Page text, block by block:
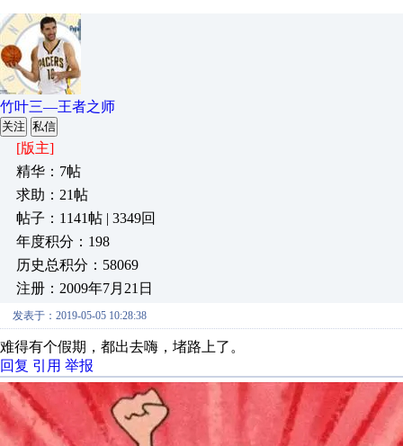
竹叶三—王者之师
关注 私信
[版主]
精华：7帖
求助：21帖
帖子：1141帖 | 3349回
年度积分：198
历史总积分：58069
注册：2009年7月21日
发表于：2019-05-05 10:28:38
难得有个假期，都出去嗨，堵路上了。
回复 引用 举报